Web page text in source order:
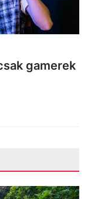
gamerek